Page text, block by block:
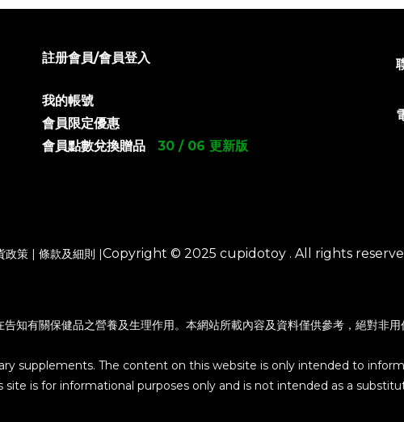
註册會員/會員登入
我的帳號
會員限定優惠
會員點數兌換贈品
30 / 06 更新版
政策| 條款及細則 |Copyright © 2025 cupidotoy . All rights
知有關保健品之營養及生理作用。本網站所載內容及資料僅供參考，絕對非
supplements. The content on this website is only intended to
is for informational purposes only and is not intended as a